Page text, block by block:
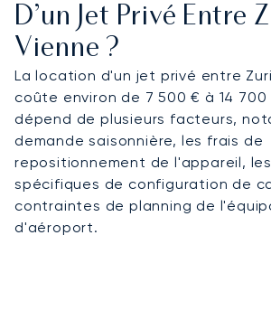
D’un Jet Privé Entre
Vienne ?
La location d'un jet privé entre
coûte environ de 7 500 € à 14 700
dépend de plusieurs facteurs,
demande saisonnière, les frais de
repositionnement de l'appareil,
spécifiques de configuration de
contraintes de planning de
d'aéroport.